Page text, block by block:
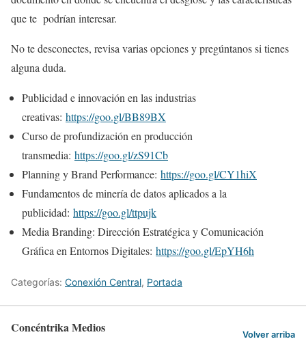
que te podrían interesar.
No te desconectes, revisa varias opciones y pregúntanos si tienes
alguna duda.
Publicidad e innovación en las industrias
creativas: https://goo.gl/BB89BX
Curso de profundización en producción
transmedia: https://goo.gl/zS91Cb
Planning y Brand Performance: https://goo.gl/CY1hiX
Fundamentos de minería de datos aplicados a la
publicidad: https://goo.gl/ttpujk
Media Branding: Dirección Estratégica y Comunicación
Gráfica en Entornos Digitales: https://goo.gl/EpYH6h
Categorías: Conexión Central, Portada
Concéntrika Medios Volver arriba